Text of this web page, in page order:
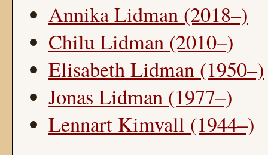
Annika Lidman (2018–)
Chilu Lidman (2010–)
Elisabeth Lidman (1950–)
Jonas Lidman (1977–)
Lennart Kimvall (1944–)